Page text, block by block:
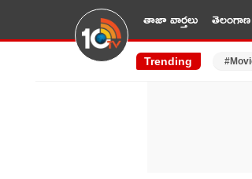
తాజా వార్తలు తెలంగాణ
Trending